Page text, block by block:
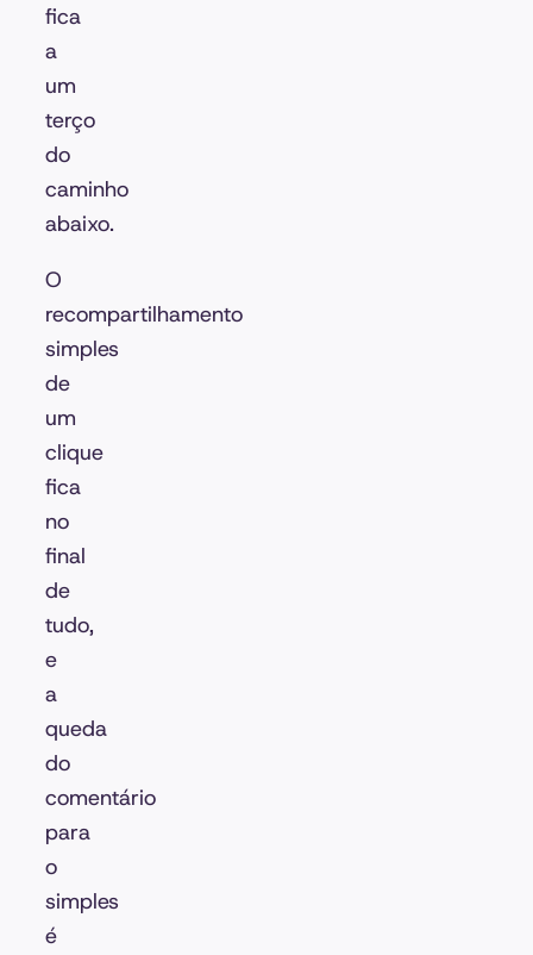
fica
a
um
terço
do
caminho
abaixo.
O
recompartilhamento
simples
de
um
clique
fica
no
final
de
tudo,
e
a
queda
do
comentário
para
o
simples
é